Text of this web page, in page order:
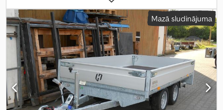
iekraušanas telpas augstums:300 mm, riepas izmērs:185/60 R 12
C, riteņu bāze:710 mm, Ražošanas gads: 2026 , Aprīkojums:
augšupielādētājs,
Mazā sludinājuma